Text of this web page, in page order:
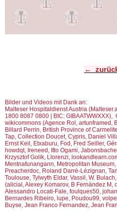
←
Bilder und Videos mit Dank an:
Malteser Hospitaldienst Austria
1800 8087 0800 | BIC: GIBAATWWXXX),
wikicommons (Agence Rol, artunframed,
Billard Perrin, British Province of
Tap, Collection Doucet, Cypris, Daniel
Ernst Keil, Etxaburu, Fod, Fred Seiller,
howdqt, Ireneed, Itto Ogami,
Krzysztof Golik, Llorenzi,
Mentnafunangann, Metropolitan
Preacherdoc, Roland Darré-Lézignan,
Toulouse, Tylwyth Eldar, Vassil, W.
(alicial, Alexey Komarov, B Fernández M,
Alessandro Locati-Fale, foulques50,
Bernardes Ribeiro, lupe, Poudou99,
Buyse, Jean Franco Fernandez, Jean